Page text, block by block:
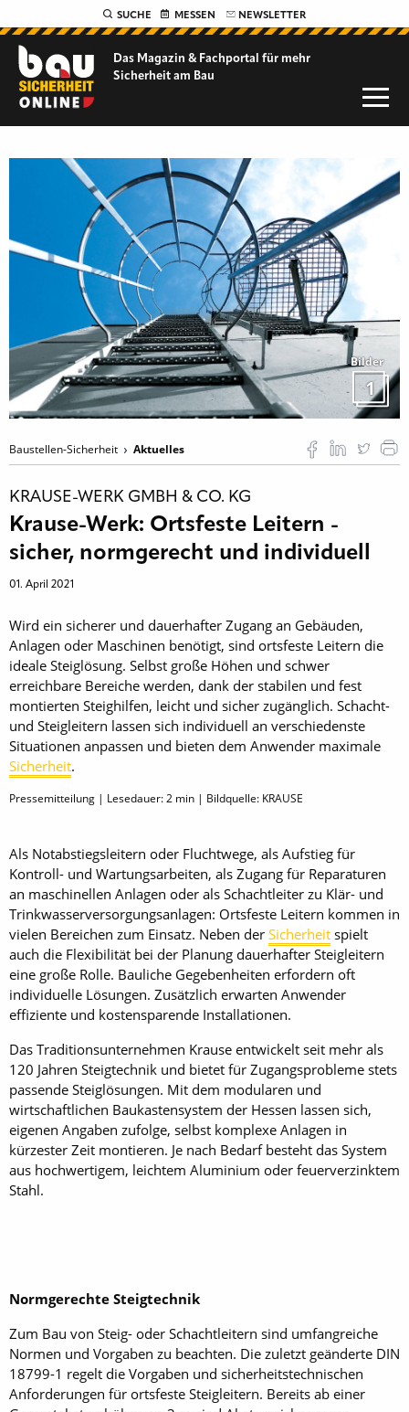
SUCHE MESSEN NEWSLETTER
Das Magazin & Fachportal für mehr
Sicherheit am Bau
Bilder
1
Baustellen-Sicherheit Aktuelles
KRAUSE-WERK GMBH & CO. KG
Krause-Werk: Ortsfeste Leitern -
sicher, normgerecht und individuell
01. April 2021
Wird ein sicherer und dauerhafter Zugang an Gebäuden,
Anlagen oder Maschinen benötigt, sind ortsfeste Leitern die
ideale Steiglösung. Selbst große Höhen und schwer
erreichbare Bereiche werden, dank der stabilen und fest
montierten Steighilfen, leicht und sicher zugänglich. Schacht-
und Steigleitern lassen sich individuell an verschiedenste
Situationen anpassen und bieten dem Anwender maximale
Sicherheit.
Pressemitteilung | Lesedauer:2 min | Bildquelle: KRAUSE
Als Notabstiegsleitern oder Fluchtwege, als Aufstieg für
Kontroll- und Wartungsarbeiten, als Zugang für Reparaturen
an maschinellen Anlagen oder als Schachtleiter zu Klär- und
Trinkwasserversorgungsanlagen: Ortsfeste Leitern kommen in
vielen Bereichen zum Einsatz. Neben der Sicherheit spielt
auch die Flexibilität bei der Planung dauerhafter Steigleitern
eine große Rolle. Bauliche Gegebenheiten erfordern oft
individuelle Lösungen. Zusätzlich erwarten Anwender
effiziente und kostensparende Installationen.
Das Traditionsunternehmen Krause entwickelt seit mehr als
120 Jahren Steigtechnik und bietet für Zugangsprobleme stets
passende Steiglösungen. Mit dem modularen und
wirtschaftlichen Baukastensystem der Hessen lassen sich,
eigenen Angaben zufolge, selbst komplexe Anlagen in
kürzester Zeit montieren. Je nach Bedarf besteht das System
aus hochwertigem, leichtem Aluminium oder feuerverzinktem
Stahl.
Normgerechte Steigtechnik
Zum Bau von Steig- oder Schachtleitern sind umfangreiche
Normen und Vorgaben zu beachten. Die zuletzt geänderte DIN
18799-1 regelt die Vorgaben und sicherheitstechnischen
Anforderungen für ortsfeste Steigleitern. Bereits ab einer